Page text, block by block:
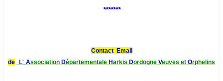
*******
Contact Email
de
L' Association Départementale Harkis Dordogne Veuves et Orphelins